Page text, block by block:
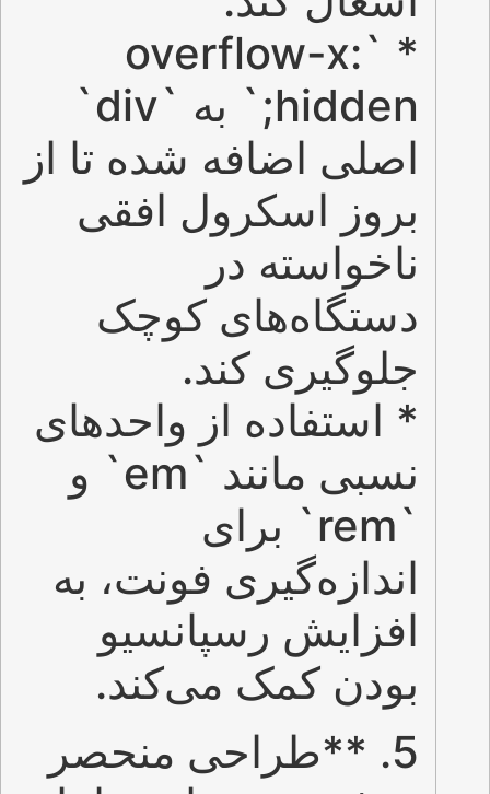
* `overflow-x:
hidden;` به `div`
اصلی اضافه شده تا از
بروز اسکرول افقی
ناخواسته در
دستگاه‌های کوچک
جلوگیری کند.
* استفاده از واحدهای
نسبی مانند `em` و
`rem` برای
اندازه‌گیری فونت، به
افزایش رسپانسیو
بودن کمک می‌کند.
5. **طراحی منحصر